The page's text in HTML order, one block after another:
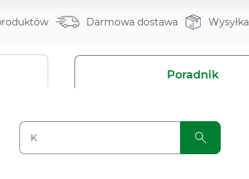
Darmowa dostawa
Poradnik